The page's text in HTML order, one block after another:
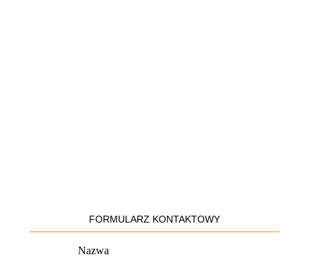
FORMULARZ KONTAKTOWY
Nazwa